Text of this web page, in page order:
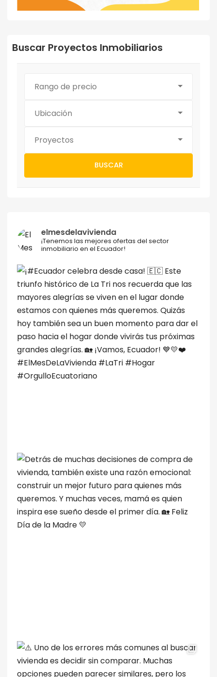
Buscar Proyectos Inmobiliarios
Rango de precio
Ubicación
Proyectos
BUSCAR
elmesdelavivienda
¡Tenemos las mejores ofertas del sector
inmobiliario en el Ecuador!